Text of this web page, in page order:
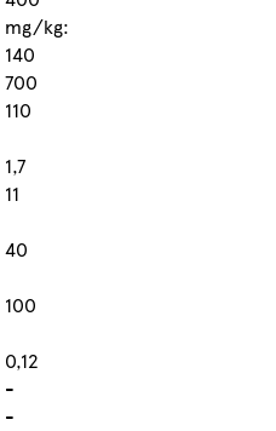
mg/kg:
140
700
110
1,7
11
40
100
0,12
-
-